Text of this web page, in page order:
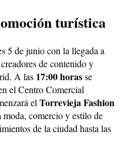
turística
5 de junio con la llegada a
de contenido y
A las 17:00 horasse
el Centro Comercial
el Torrevieja Fashion
comercio y estilo de
de la ciudad hasta las